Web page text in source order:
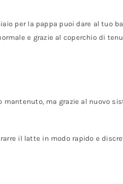
per la pappa puoi dare al tuo
e grazie al coperchio di
ma grazie al nuovo
il latte in modo rapido e